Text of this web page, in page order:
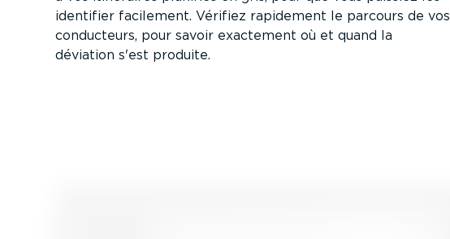
identifier facilement. Vérifiez rapidement le parcours de vos
conducteurs, pour savoir exactement où et quand la
déviation s'est produite.